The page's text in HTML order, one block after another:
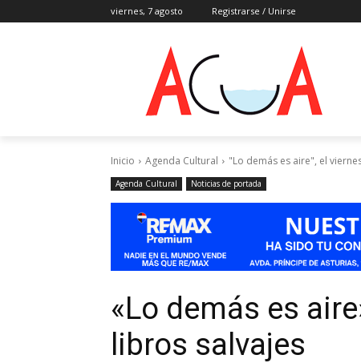
viernes, 7 agosto Registrarse / Unirse
Inicio Agenda Cultural "Lo demás es aire", el
Agenda Cultural Noticias de portada
«Lo demás es
libros salvajes